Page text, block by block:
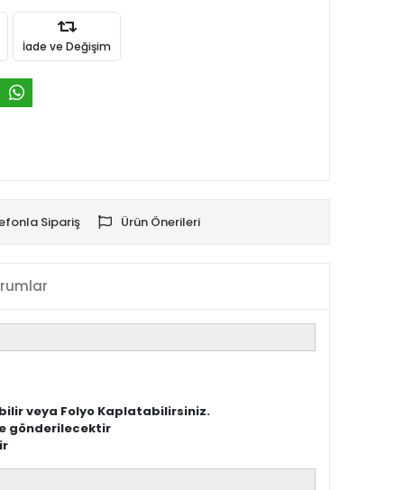
İade ve Değişim
Sipariş Ürün Önerileri
veya Folyo Kaplatabilirsiniz.
gönderilecektir